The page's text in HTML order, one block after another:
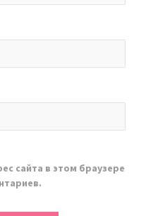
сайта в этом браузере